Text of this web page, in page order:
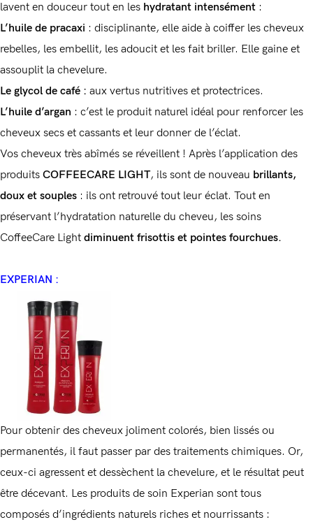
lavent en douceur tout en les hydratant intensément :
L’huile de pracaxi : disciplinante, elle aide à coiffer les cheveux
rebelles, les embellit, les adoucit et les fait briller. Elle gaine et
assouplit la chevelure.
Le glycol de café : aux vertus nutritives et protectrices.
L’huile d’argan : c’est le produit naturel idéal pour renforcer les
cheveux secs et cassants et leur donner de l’éclat.
Vos cheveux très abîmés se réveillent ! Après l’application des
produits COFFEECARE LIGHT, ils sont de nouveau brillants,
doux et souples : ils ont retrouvé tout leur éclat. Tout en
préservant l’hydratation naturelle du cheveu, les soins
CoffeeCare Light diminuent frisottis et pointes fourchues.
EXPERIAN :
Pour obtenir des cheveux joliment colorés, bien lissés ou
permanentés, il faut passer par des traitements chimiques. Or,
ceux-ci agressent et dessèchent la chevelure, et le résultat peut
être décevant. Les produits de soin Experian sont tous
composés d’ingrédients naturels riches et nourrissants :